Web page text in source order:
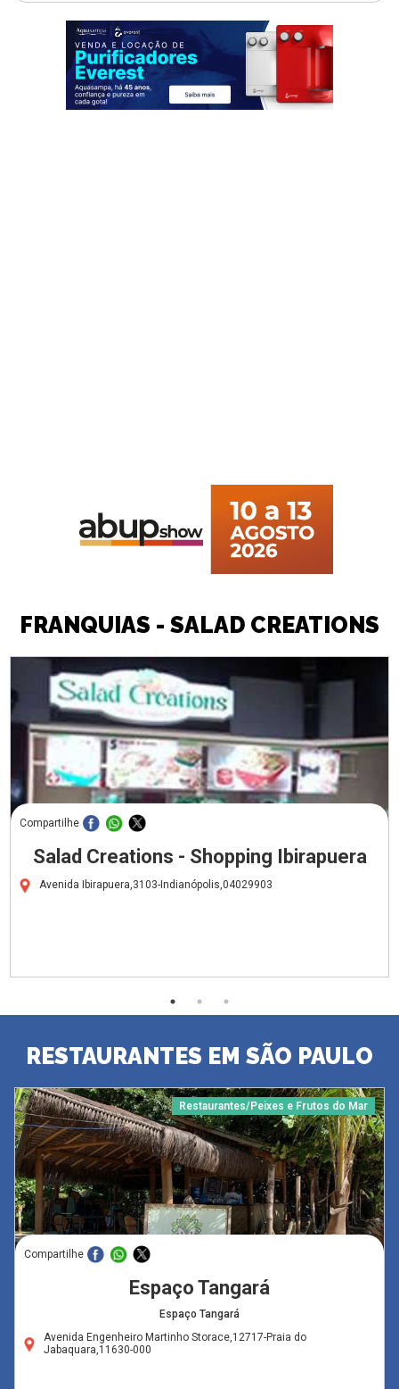
FRANQUIAS - SALAD CREATIONS
Compartilhe
Salad Creations - Shopping Ibirapuera
Avenida Ibirapuera,3103-Indianópolis,04029903
RESTAURANTES EM SÃO PAULO
Restaurantes/Peixes e Frutos do Mar
Compartilhe
Espaço Tangará
Espaço Tangará
Avenida Engenheiro Martinho Storace,12717-Praia do
Jabaquara,11630-000